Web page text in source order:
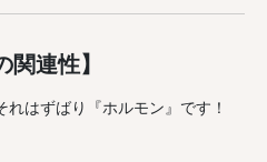
関連性】
はずばり『ホルモン』です！